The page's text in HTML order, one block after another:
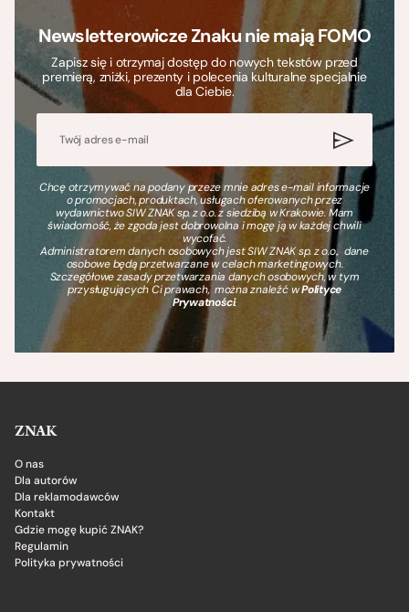
Newsletterowicze Znaku nie mają FOMO
Zapisz się i otrzymaj dostęp do nowych tekstów przed
premierą, zniżki, prezenty i polecenia kulturalne specjalnie
dla Ciebie.
Chcę otrzymywać na podany przeze mnie adres e-mail informacje
o promocjach, produktach, usługach oferowanych przez
wydawnictwo SIW ZNAK sp. z o.o. z siedzibą w Krakowie. Mam
świadomość, że zgoda jest dobrowolna i mogę ją w każdej chwili
wycofać.
Administratorem danych osobowych jest SIW ZNAK sp. z o.o., dane
osobowe będą przetwarzane w celach marketingowych.
Szczegółowe zasady przetwarzania danych osobowych, w tym
przysługujących Ci prawach, można znaleźć wPolityce
Prywatności.
ZNAK
O nas
Dla autorów
Dla reklamodawców
Kontakt
Gdzie mogę kupić ZNAK?
Regulamin
Polityka prywatności